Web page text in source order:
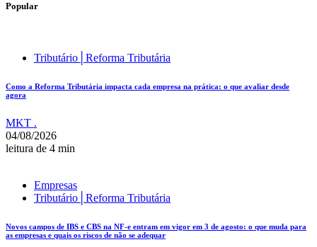
Popular
Tributário│Reforma Tributária
Como a Reforma Tributária impacta cada empresa na prática: o que avaliar desde
agora
MKT .
04/08/2026
leitura de 4 min
Empresas
Tributário│Reforma Tributária
Novos campos de IBS e CBS na NF-e entram em vigor em 3 de agosto: o que muda para
as empresas e quais os riscos de não se adequar